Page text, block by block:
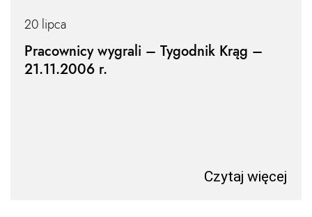
20 lipca
Pracownicy wygrali – Tygodnik Krąg –
21.11.2006 r.
Czytaj więcej